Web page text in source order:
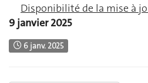
Disponibilité de la mise à
9 janvier 2025
6 janv. 2025